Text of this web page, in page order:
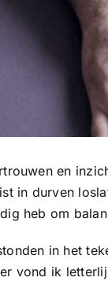
en
in durven
heb om
in het
vond ik